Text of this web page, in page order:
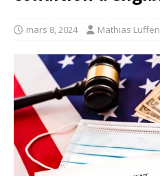
mars 8, 2024 Mathias